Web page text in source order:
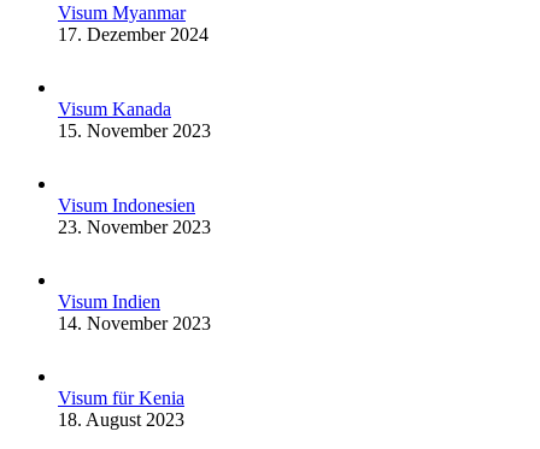
Visum Myanmar
17. Dezember 2024
Visum Kanada
15. November 2023
Visum Indonesien
23. November 2023
Visum Indien
14. November 2023
Visum für Kenia
18. August 2023